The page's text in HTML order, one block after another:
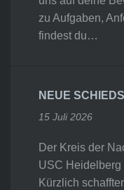
zu Aufgaben,
findest du…
NEUE
15 Juli 2026
Der Kreis der
USC Heidelberg
Kürzlich